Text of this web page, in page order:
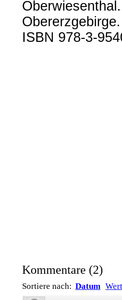
ISBN 978-3-
Kommentare (2)
Sortiere nach: Datum